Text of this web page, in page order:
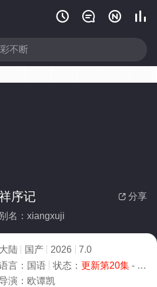
   
 分享
序记
别名：xiangxuji
大陆 国产 2026
7.0
言： 国语 状态： 更新第20集- 免费在线观看
导演： 欧谭凯